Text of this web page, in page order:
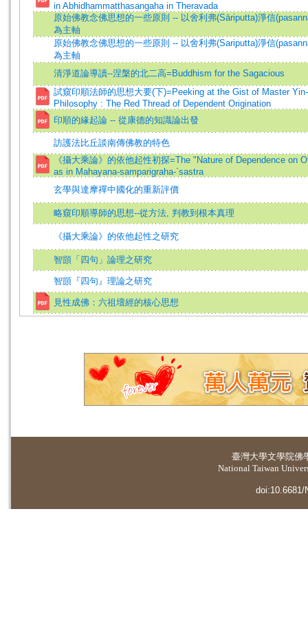
in Abhidhammatthasangaha in Theravada
原始佛教念佛思想的一些原則 -- 以舍利弗(Sāriputta)淨信
為主軸
原始佛教念佛思想的一些原則 -- 以舍利弗(Sariputta)淨信
為主軸
清淨道論導讀--涅槃的北二高=Buddhism for the Sagacious
試窺印順法師的思想大要(下)=Peeking at the Gist of Master
Philosophy : The Red Thread of Dependent Origination
印順的緣起論 -- 從康德的知識論出發
訪護法比丘談南傳佛教的特色
《攝大乘論》的依他起性初探=The "Nature of Dependence on
as in Mahayana-samparigraha-`sastra
玄學與達摩禪中國化的重新評價
略窺印順導師的思想--從方法, 判教到根本真理
《攝大乘論》的依他起性之研究
智顗「四句」論理之研究
智顗『四句』理論之研究
見性成佛：六祖壇經的核心思想
臺灣大學文學院佛
National Taiwan
doi:10.6681/